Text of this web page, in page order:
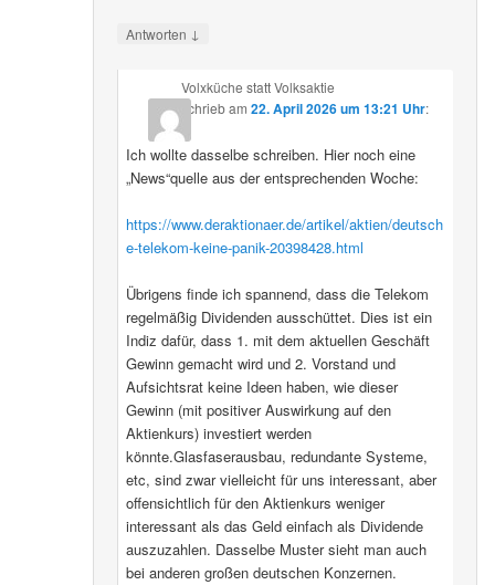
Antworten ↓
Volxküche statt Volksaktie
schriebam 22. April 2026 um 13:21 Uhr:
Ich wollte dasselbe schreiben. Hier noch eine
„News“quelle aus der entsprechenden Woche:
https://www.deraktionaer.de/artikel/aktien/deutsch
e-telekom-keine-panik-20398428.html
Übrigens finde ich spannend, dass die Telekom
regelmäßig Dividenden ausschüttet. Dies ist ein
Indiz dafür, dass 1. mit dem aktuellen Geschäft
Gewinn gemacht wird und 2. Vorstand und
Aufsichtsrat keine Ideen haben, wie dieser
Gewinn (mit positiver Auswirkung auf den
Aktienkurs) investiert werden
könnte.Glasfaserausbau, redundante Systeme,
etc, sind zwar vielleicht für uns interessant, aber
offensichtlich für den Aktienkurs weniger
interessant als das Geld einfach als Dividende
auszuzahlen. Dasselbe Muster sieht man auch
bei anderen großen deutschen Konzernen.